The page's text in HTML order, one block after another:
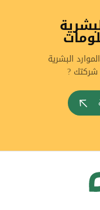
البشرية
شركتك ?